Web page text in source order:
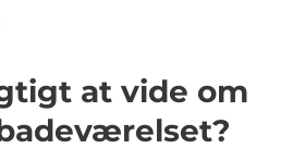
at vide om